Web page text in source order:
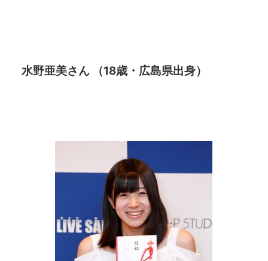
水野亜美さん （18歳・広島県出身）